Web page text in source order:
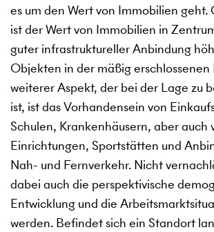
es um den Wert von Immobilien geht.
ist der Wert von Immobilien in
guter infrastruktureller Anbindung
Objekten in der mäßig erschlossenen
weiterer Aspekt, der bei der Lage zu
ist, ist das Vorhandensein von
Schulen, Krankenhäusern, aber auch
Einrichtungen, Sportstätten und
Nah- und Fernverkehr. Nicht
dabei auch die perspektivische
Entwicklung und die
werden. Befindet sich ein Standort